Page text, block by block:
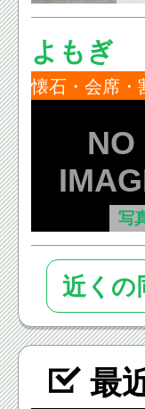
よもぎ
写
近くの
最